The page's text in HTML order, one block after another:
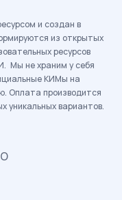
и создан в
из открытых
ресурсов
Мы не храним у себя
КИМы на
Оплата производится
уникальных вариантов.